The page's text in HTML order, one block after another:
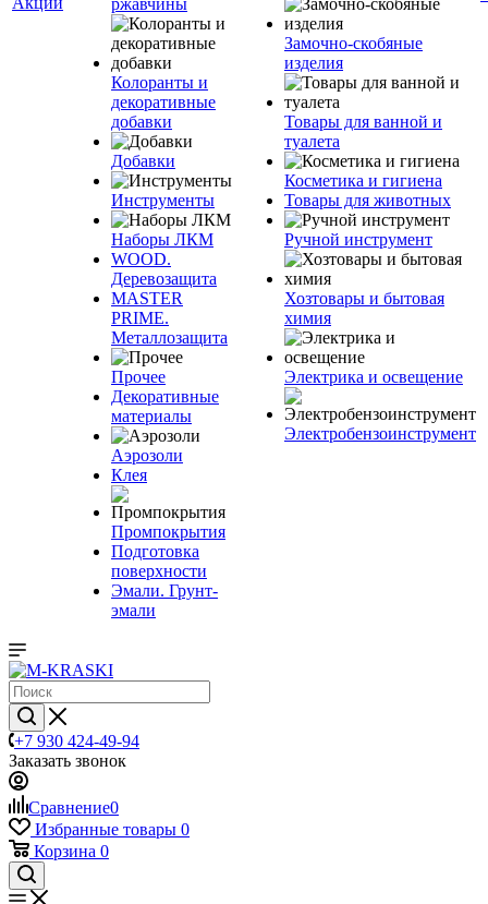
ржавчины
Колоранты и
декоративные
добавки
Добавки
Инструменты
Наборы ЛКМ
WOOD.
Деревозащита
MASTER
PRIME.
Металлозащита
Прочее
Декоративные
материалы
Аэрозоли
Клея
Промпокрытия
Подготовка
поверхности
Эмали. Грунт-
эмали
Замочно-скобяные
изделия
Товары для ванной и
туалета
Косметика и гигиена
Товары для животных
Ручной инструмент
Хозтовары и бытовая
химия
Электрика и освещение
Электробензоинструмент
+7 930 424-49-94
Заказать звонок
Сравнение0
Избранные товары 0
Корзина 0